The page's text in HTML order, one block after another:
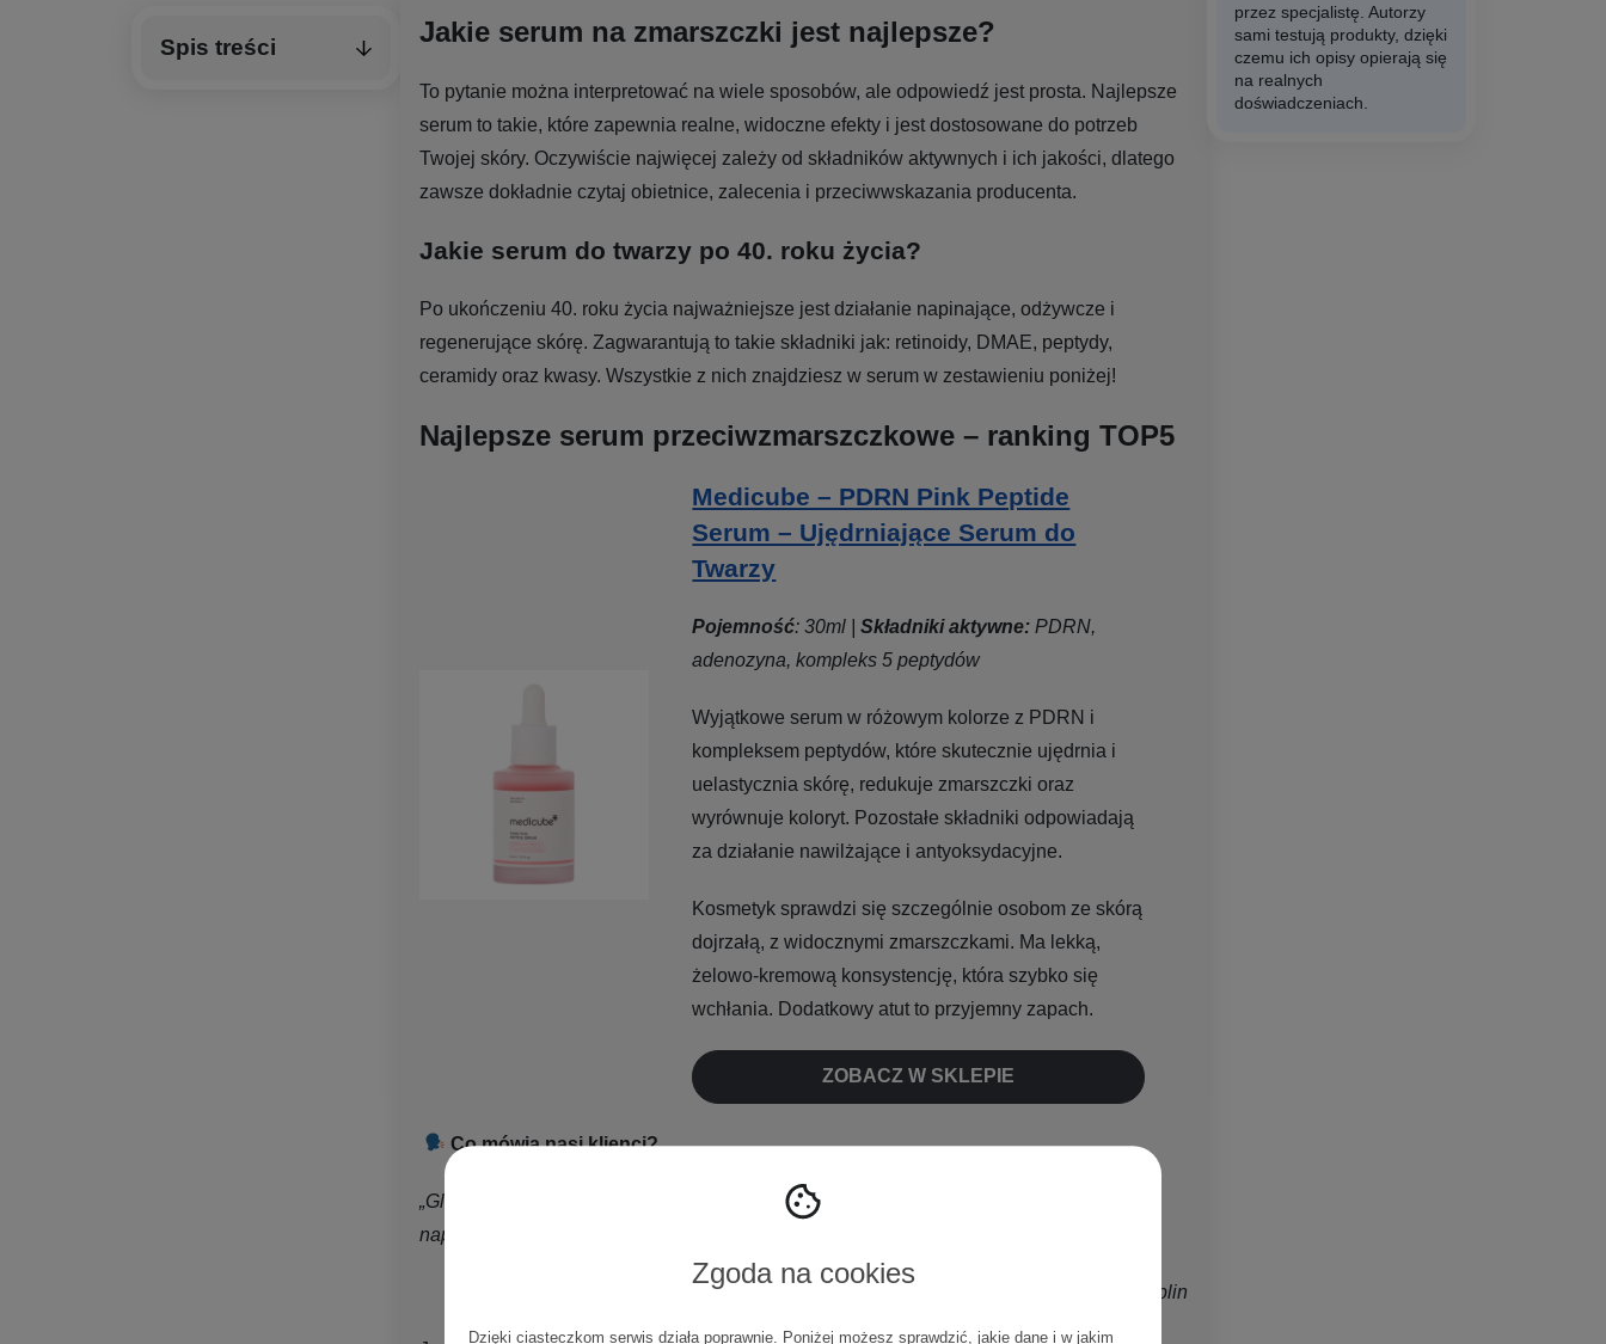
Zgoda na cookies
Dzięki ciasteczkom serwis działa poprawnie. Poniżej możesz sprawdzić, jakie dane i w jakim
Spis treści
Jakie serum na zmarszczki jest najlepsze?
To pytanie można interpretować na wiele sposobów, ale odpowiedź jest prosta. Najlepsze
serum to takie, które zapewnia realne, widoczne efekty i jest dostosowane do potrzeb
Twojej skóry. Oczywiście najwięcej zależy od składników aktywnych i ich jakości, dlatego
zawsze dokładnie czytaj obietnice, zalecenia i przeciwwskazania producenta.
Jakie serum do twarzy po 40. roku życia?
Po ukończeniu 40. roku życia najważniejsze jest działanie napinające, odżywcze i
regenerujące skórę. Zagwarantują to takie składniki jak: retinoidy, DMAE, peptydy,
ceramidy oraz kwasy. Wszystkie z nich znajdziesz w serum w zestawieniu poniżej!
Najlepsze serum przeciwzmarszczkowe – ranking TOP5
Medicube – PDRN Pink Peptide
Serum – Ujędrniające Serum do
Twarzy
Pojemność: 30ml |Składniki aktywne: PDRN,
adenozyna, kompleks 5 peptydów
Wyjątkowe serum w różowym kolorze z PDRN i
kompleksem peptydów, które skutecznie ujędrnia i
uelastycznia skórę, redukuje zmarszczki oraz
wyrównuje koloryt. Pozostałe składniki odpowiadają
za działanie nawilżające i antyoksydacyjne.
Kosmetyk sprawdzi się szczególnie osobom ze skórą
dojrzałą, z widocznymi zmarszczkami. Ma lekką,
żelowo-kremową konsystencję, która szybko się
wchłania. Dodatkowy atut to przyjemny zapach.
ZOBACZ W SKLEPIE
Co mówią nasi klienci?
„Glass skin effect gwarantowany. Skóra odzyskuje niesamowicie szybko sprężystość i
napięcie oraz zdrowy, naturalny blask!”
Damian, Lublin
przez specjalistę. Autorzy
sami testują produkty, dzięki
czemu ich opisy opierają się
na realnych
doświadczeniach.